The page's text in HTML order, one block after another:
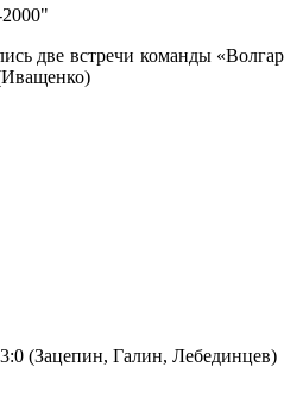
две встречи команды
(Зацепин, Галин, Лебединцев)